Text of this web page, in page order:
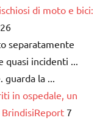
di moto e bici:
separatamente
incidenti ...
la ...
in ospedale, un
7